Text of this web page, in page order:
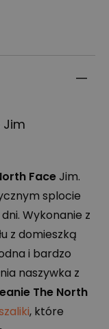
Jim
FaceJim.
splocie
Wykonanie z
z domieszką
i bardzo
naszywka z
The North
, które